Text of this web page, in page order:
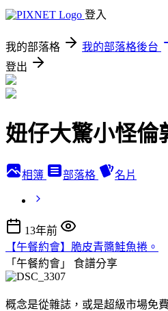
登入
我的部落格 我的部落格後台
登出
妞仔大驚小怪倫
相簿 部落格 名片
13年前
【午餐約會】脆皮青醬鮭魚捲。
「午餐約會」 食譜分享
概念是從雜誌，或是超級市場免